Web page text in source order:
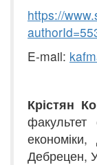
https://www.
authorId
E-mail:
Крістян
факультет
Дебрецен,